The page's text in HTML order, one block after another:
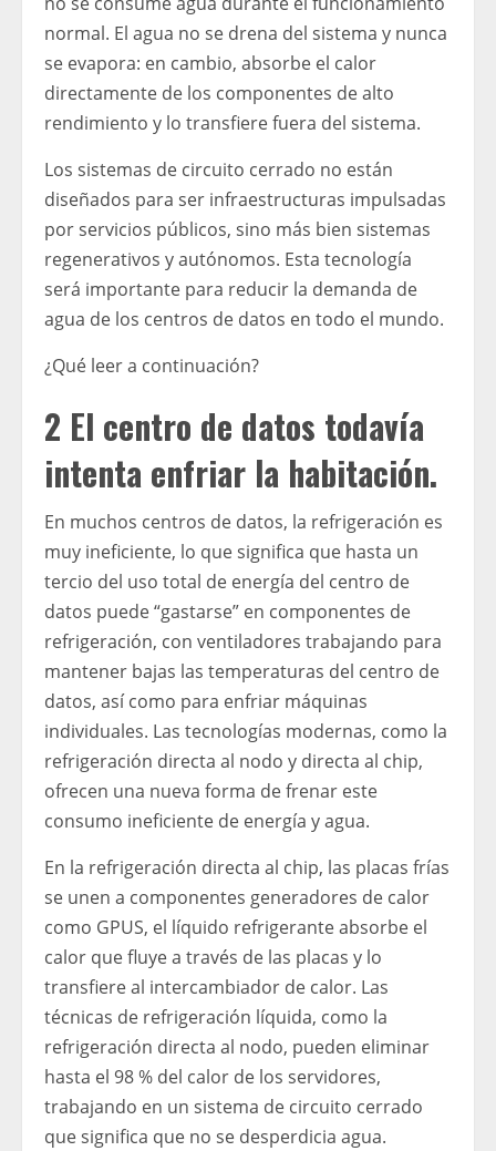
normal. El agua no se drena del sistema y nunca
se evapora: en cambio, absorbe el calor
directamente de los componentes de alto
rendimiento y lo transfiere fuera del sistema.
Los sistemas de circuito cerrado no están
diseñados para ser infraestructuras impulsadas
por servicios públicos, sino más bien sistemas
regenerativos y autónomos. Esta tecnología
será importante para reducir la demanda de
agua de los centros de datos en todo el mundo.
¿Qué leer a continuación?
2 El centro de datos todavía
intenta enfriar la habitación.
En muchos centros de datos, la refrigeración es
muy ineficiente, lo que significa que hasta un
tercio del uso total de energía del centro de
datos puede “gastarse” en componentes de
refrigeración, con ventiladores trabajando para
mantener bajas las temperaturas del centro de
datos, así como para enfriar máquinas
individuales. Las tecnologías modernas, como la
refrigeración directa al nodo y directa al chip,
ofrecen una nueva forma de frenar este
consumo ineficiente de energía y agua.
En la refrigeración directa al chip, las placas frías
se unen a componentes generadores de calor
como GPUS, el líquido refrigerante absorbe el
calor que fluye a través de las placas y lo
transfiere al intercambiador de calor. Las
técnicas de refrigeración líquida, como la
refrigeración directa al nodo, pueden eliminar
hasta el 98 % del calor de los servidores,
trabajando en un sistema de circuito cerrado
que significa que no se desperdicia agua.